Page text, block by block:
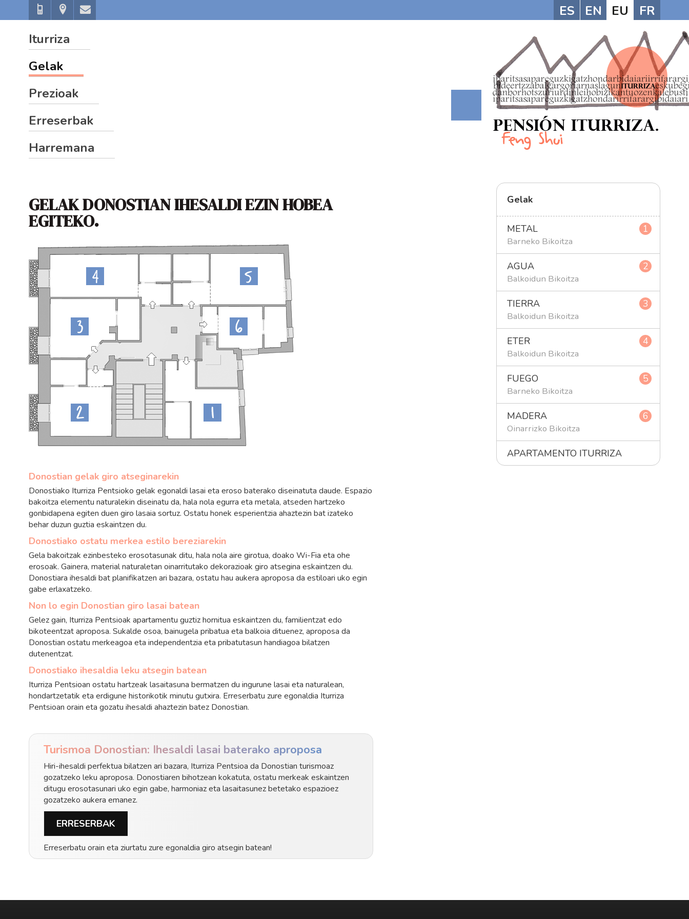
+34
328
Kanpandegi
ES EN EU
FR
Iturriza
Gelak
Prezioak
Erreserbak
Harremana
GELAK DONOSTIAN IHESALDI EZIN HOBEA
EGITEKO.
Donostian gelak giro atseginarekin
Donostiako Iturriza Pentsioko gelak egonaldi lasai eta eroso baterako diseinatuta daude. Espazio
bakoitza elementu naturalekin diseinatu da, hala nola egurra eta metala, atseden hartzeko
gonbidapena egiten duen giro lasaia sortuz. Ostatu honek esperientzia ahaztezin bat izateko
behar duzun guztia eskaintzen du.
Donostiako ostatu merkea estilo bereziarekin
Gela bakoitzak ezinbesteko erosotasunak ditu, hala nola aire girotua, doako Wi-Fia eta ohe
erosoak. Gainera, material naturaletan oinarritutako dekorazioak giro atsegina eskaintzen du.
Donostiara ihesaldi bat planifikatzen ari bazara, ostatu hau aukera aproposa da estiloari uko egin
gabe erlaxatzeko.
Non lo egin Donostian giro lasai batean
Gelez gain, Iturriza Pentsioak apartamentu guztiz hornitua eskaintzen du, familientzat edo
bikoteentzat aproposa. Sukalde osoa, bainugela pribatua eta balkoia dituenez, aproposa da
Donostian ostatu merkeagoa eta independentzia eta pribatutasun handiagoa bilatzen
dutenentzat.
Donostiako ihesaldia leku atsegin batean
Iturriza Pentsioan ostatu hartzeak lasaitasuna bermatzen du ingurune lasai eta naturalean,
hondartzetatik eta erdigune historikotik minutu gutxira. Erreserbatu zure egonaldia Iturriza
Pentsioan orain eta gozatu ihesaldi ahaztezin batez Donostian.
Turismoa Donostian: Ihesaldi lasai baterako aproposa
Hiri-ihesaldi perfektua bilatzen ari bazara, Iturriza Pentsioa da Donostian turismoaz
gozatzeko leku aproposa. Donostiaren bihotzean kokatuta, ostatu merkeak eskaintzen
ditugu erosotasunari uko egin gabe, harmoniaz eta lasaitasunez betetako espazioez
gozatzeko aukera emanez.
ERRESERBAK
Erreserbatu orain eta ziurtatu zure egonaldia giro atsegin batean!
Gelak
1
METAL
Barneko Bikoitza
2
AGUA
Balkoidun Bikoitza
3
TIERRA
Balkoidun Bikoitza
4
ETER
Balkoidun Bikoitza
5
FUEGO
Barneko Bikoitza
6
MADERA
Oinarrizko Bikoitza
APARTAMENTO ITURRIZA